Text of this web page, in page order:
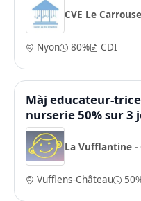
CVE Le
Nyon 80% CDI
Màj educateur-trice
nurserie 50% sur 3
La Vufflantine -
Vufflens-Château